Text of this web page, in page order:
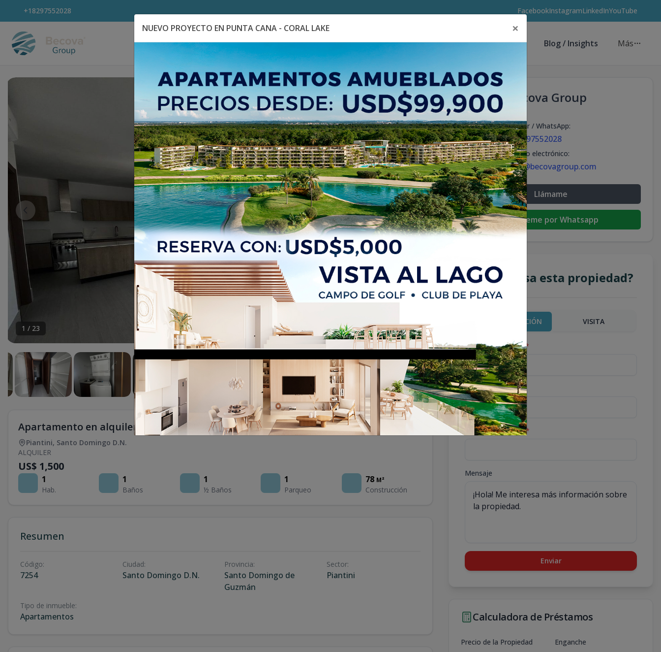
+18297552028 FacebookInstagramLinkedInYouTube
Explora Propiedades Catálogo de Proyectos Guía de inversión Asesores de Inversión Blog / Insights Más
1 / 23
Apartamento en alquiler en piantini de una habitacion
Piantini, Santo Domingo D.N.
ALQUILER
US$ 1,500
1
Hab.
1
Baños
1
½ Baños
1
Parqueo
78 M²
Construcción
Resumen
Código:
7254
Ciudad:
Santo Domingo D.N.
Provincia:
Santo Domingo de
Guzmán
Sector:
Piantini
Tipo de inmueble:
Apartamentos
Becova Group
Celular / WhatsApp:
+18297552028
Correo electrónico:
info@becovagroup.com
Llámame
Escribeme por Whatsapp
¿Te interesa esta propiedad?
MÁS INFORMACIÓN VISITA
Nombre completo*
Teléfono*
Correo Electrónico*
Mensaje
Enviar
Calculadora de Préstamos
Precio de la Propiedad Enganche
NUEVO PROYECTO EN PUNTA CANA - CORAL LAKE ×